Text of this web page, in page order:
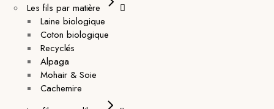
Les fils par matière
Laine biologique
Coton biologique
Recyclés
Alpaga
Mohair & Soie
Cachemire